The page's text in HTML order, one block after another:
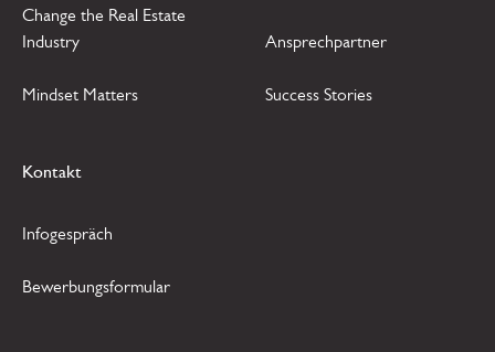
Change the Real Estate
Industry
Mindset Matters
Ansprechpartner
Success Stories
Kontakt
Infogespräch
Bewerbungsformular